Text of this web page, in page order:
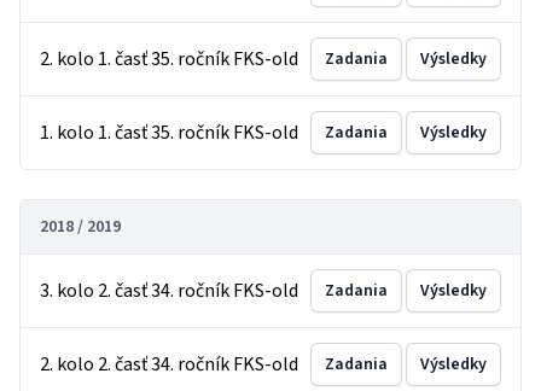
2. kolo 1. časť 35. ročník FKS-old Zadania Výsledky
1. kolo 1. časť 35. ročník FKS-old Zadania Výsledky
2018 / 2019
3. kolo 2. časť 34. ročník FKS-old Zadania Výsledky
2. kolo 2. časť 34. ročník FKS-old Zadania Výsledky